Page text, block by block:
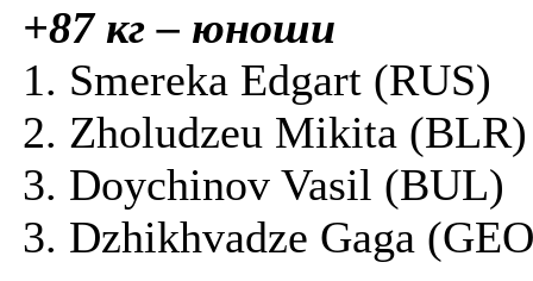
+87 кг – юноши
1. Smereka Edgart (RUS)
2. Zholudzeu Mikita (BLR)
3. Doychinov Vasil (BUL)
3. Dzhikhvadze Gaga